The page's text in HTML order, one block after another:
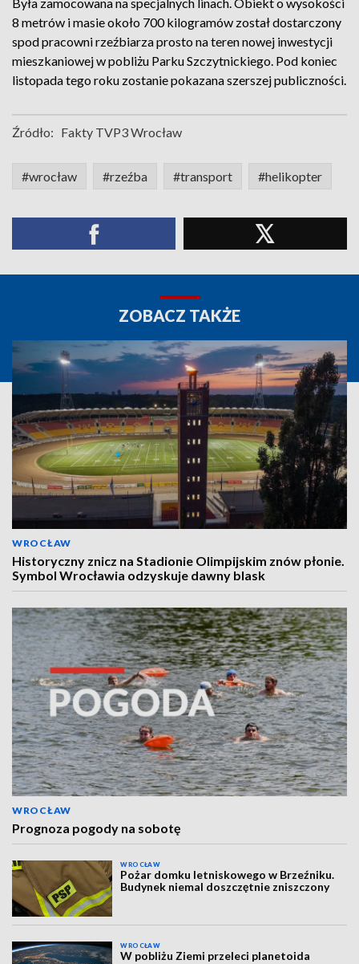
8 metrów i masie około 700 kilogramów został dostarczony
spod pracowni rzeźbiarza prosto na teren nowej inwestycji
mieszkaniowej w pobliżu Parku Szczytnickiego. Pod koniec
listopada tego roku zostanie pokazana szerszej publiczności.
Źródło: Fakty TVP3 Wrocław
#wrocław #rzeźba #transport #helikopter
ZOBACZ TAKŻE
WROCŁAW
Historyczny znicz na Stadionie Olimpijskim znów płonie.
Symbol Wrocławia odzyskuje dawny blask
WROCŁAW
Prognoza pogody na sobotę
WROCŁAW
Pożar domku letniskowego w Brzeźniku.
Budynek niemal doszczętnie zniszczony
WROCŁAW
W pobliżu Ziemi przeleci planetoida